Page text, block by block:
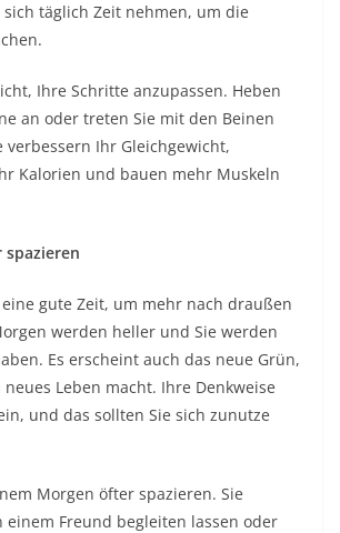
sich täglich Zeit nehmen, um die
Ihre Schritte anzupassen. Heben
an oder treten Sie mit den Beinen
verbessern Ihr Gleichgewicht,
Kalorien und bauen mehr Muskeln
spazieren
gute Zeit, um mehr nach draußen
werden heller und Sie werden
Es erscheint auch das neue Grün,
Leben macht. Ihre Denkweise
und das sollten Sie sich zunutze
Morgen öfter spazieren. Sie
einem Freund begleiten lassen oder